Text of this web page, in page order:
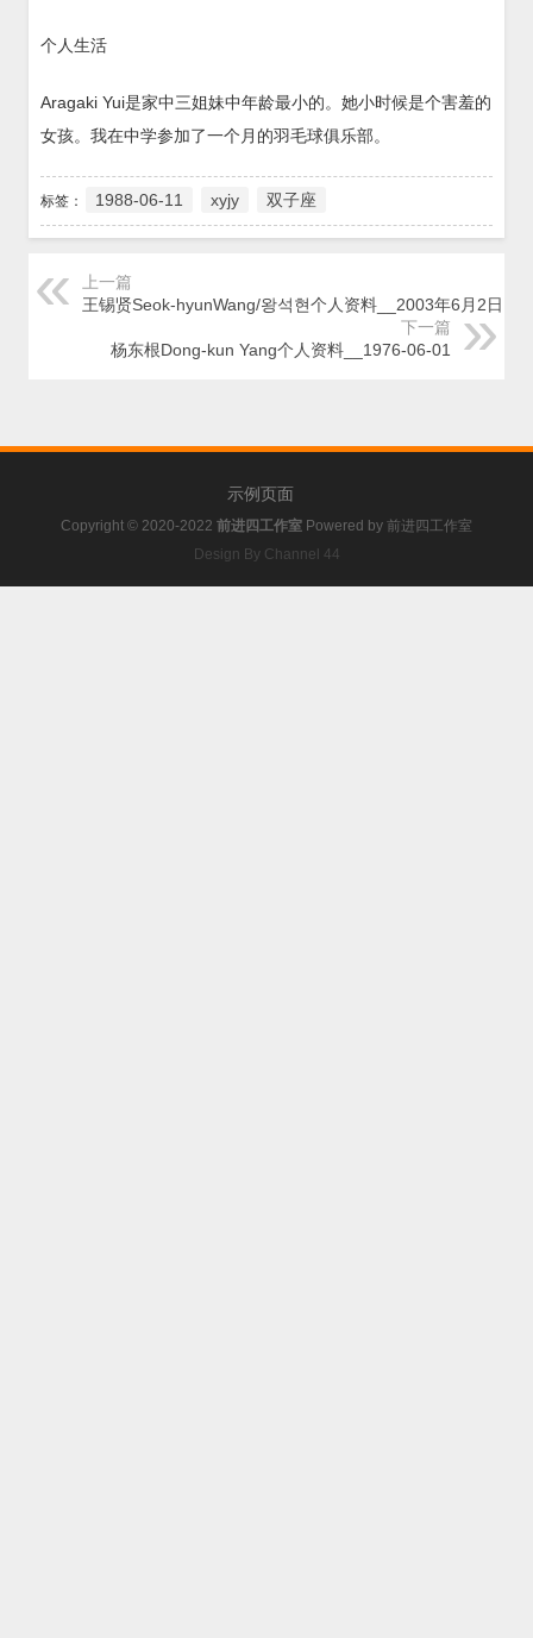
个人生活
Aragaki Yui是家中三姐妹中年龄最小的。她小时候是个害羞的
女孩。我在中学参加了一个月的羽毛球俱乐部。
标签： 1988-06-11 xyjy 双子座
上一篇
王锡贤Seok-hyunWang/왕석현个人资料__2003年6月2日
下一篇
杨东根Dong-kun Yang个人资料__1976-06-01
示例页面
Copyright © 2020-2022 前进四工作室 Powered by 前进四工作室
Design By Channel 44